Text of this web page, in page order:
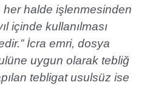
halde işlenmesinden
içinde kullanılması
İcra emri, dosya
uygun olarak tebliğ
tebligat usulsüz ise